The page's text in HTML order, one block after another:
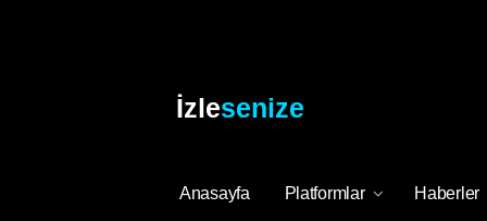
İzlesenize
Anasayfa Platformlar Haberler